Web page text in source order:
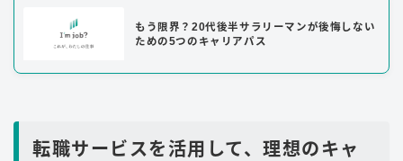
もう限界？20代後半サラリーマンが後悔しない
ための5つのキャリアパス
転職サービスを活用して、理想のキャ